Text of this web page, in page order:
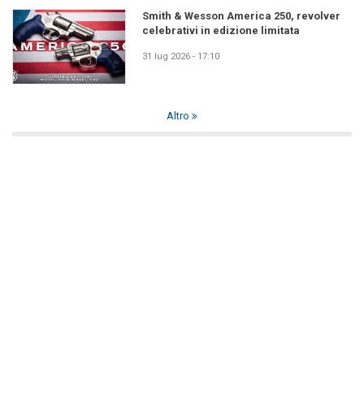
Smith & Wesson America 250, revolver
celebrativi in edizione limitata
31 lug 2026 - 17:10
Altro